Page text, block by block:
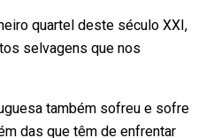
quartel deste século XXI,
selvagens que nos
também sofreu e sofre
das que têm de enfrentar